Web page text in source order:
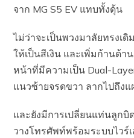
จาก MG S5 EV แทบทั้งดุ้น
ไม่ว่าจะเป็นพวงมาลัยทรงเ
ให้เป็นสีเงิน และเพิ่มก้านด้า
หน้าที่มีความเป็น Dual-
แนวซ้ายจรดขวา ลากไปถึงแ
และยังมีการเปลี่ยนแท่นลูกบิ
วางโทรศัพท์พร้อมระบบไวร์